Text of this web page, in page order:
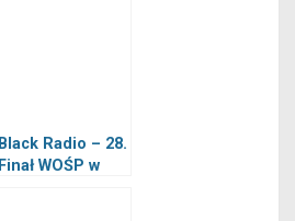
Black Radio – 28.
Finał WOŚP w